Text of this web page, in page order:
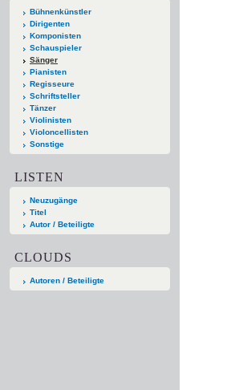
Bühnenkünstler
Dirigenten
Komponisten
Schauspieler
Sänger
Pianisten
Regisseure
Schriftsteller
Tänzer
Violinisten
Violoncellisten
Sonstige
LISTEN
Neuzugänge
Titel
Autor / Beteiligte
CLOUDS
Autoren / Beteiligte